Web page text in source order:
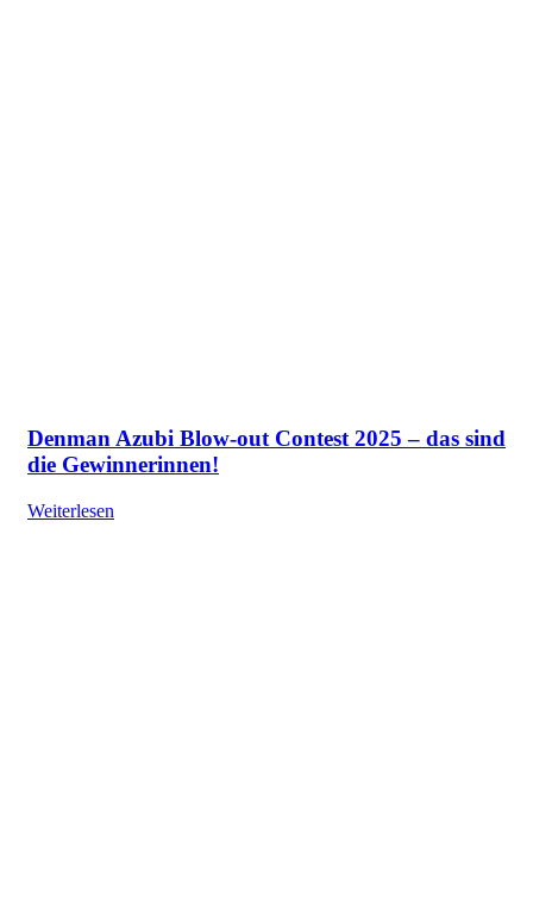
Denman Azubi Blow-out Contest 2025 – das sind
die Gewinnerinnen!
Weiterlesen